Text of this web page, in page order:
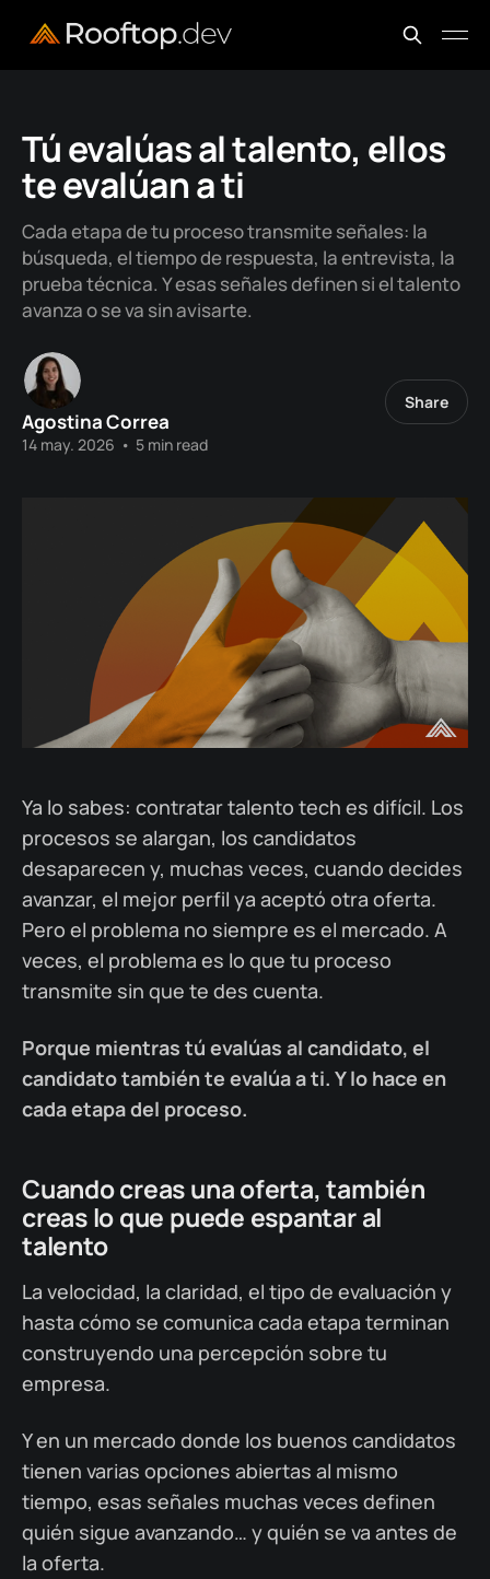
Tú evalúas al talento, ellos
te evalúan a ti
Cada etapa de tu proceso transmite señales: la
búsqueda, el tiempo de respuesta, la entrevista, la
prueba técnica. Y esas señales definen si el talento
avanza o se va sin avisarte.
Agostina Correa
14 may. 2026 • 5 min read
Share
Ya lo sabes: contratar talento tech es difícil. Los
procesos se alargan, los candidatos
desaparecen y, muchas veces, cuando decides
avanzar, el mejor perfil ya aceptó otra oferta.
Pero el problema no siempre es el mercado. A
veces, el problema es lo que tu proceso
transmite sin que te des cuenta.
Porque mientras tú evalúas al candidato, el
candidato también te evalúa a ti. Y lo hace en
cada etapa del proceso.
Cuando creas una oferta, también
creas lo que puede espantar al
talento
La velocidad, la claridad, el tipo de evaluación y
hasta cómo se comunica cada etapa terminan
construyendo una percepción sobre tu
empresa.
Y en un mercado donde los buenos candidatos
tienen varias opciones abiertas al mismo
tiempo, esas señales muchas veces definen
quién sigue avanzando… y quién se va antes de
la oferta.